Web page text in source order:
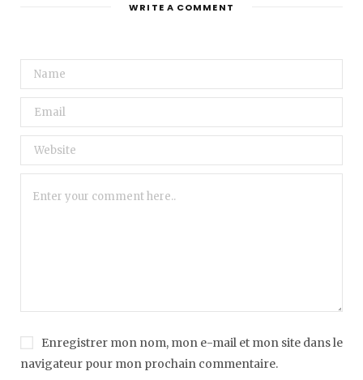
WRITE A COMMENT
Enregistrer mon nom, mon e-mail et mon site dans le
navigateur pour mon prochain commentaire.